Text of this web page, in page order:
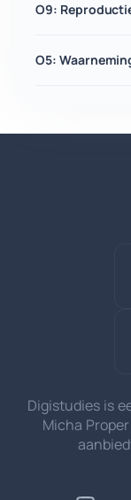
O9:
O5:
Digistudies is
Micha